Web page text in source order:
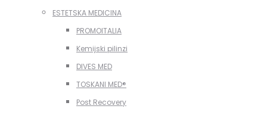
ESTETSKA MEDICINA
PROMOITALIA
Kemijski pilinzi
DIVES MED
TOSKANI MED®️
Post Recovery